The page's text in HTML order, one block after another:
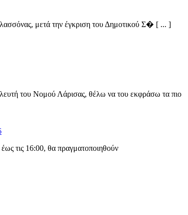
μετά την έγκριση του Δημοτικού Σ� [ ... ]
του Νομού Λάρισας, θέλω να του εκφράσω τα πιο
τις 16:00, θα πραγματοποιηθούν